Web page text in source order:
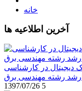
خانه
آخرین اطلاعیه ها
دیجیتال در کارشناسی
ارشد رشته مهندسی برق
1397/07/26 5